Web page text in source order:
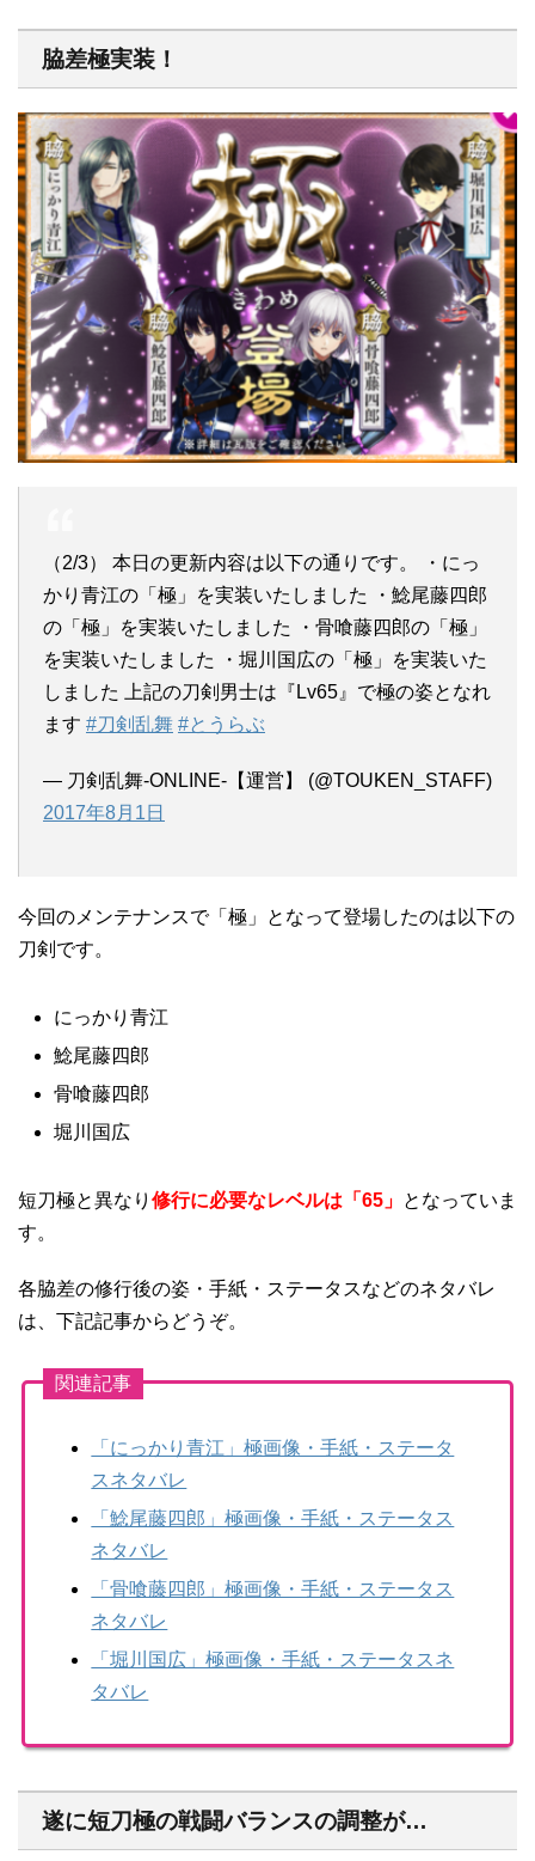
脇差極実装！
（2/3） 本日の更新内容は以下の通りです。 ・にっ
かり青江の「極」を実装いたしました ・鯰尾藤四郎
の「極」を実装いたしました ・骨喰藤四郎の「極」
を実装いたしました ・堀川国広の「極」を実装いた
しました 上記の刀剣男士は『Lv65』で極の姿となれ
ます #刀剣乱舞 #とうらぶ
— 刀剣乱舞-ONLINE-【運営】 (@TOUKEN_STAFF)
2017年8月1日
今回のメンテナンスで「極」となって登場したのは以下の
刀剣です。
にっかり青江
鯰尾藤四郎
骨喰藤四郎
堀川国広
短刀極と異なり 修行に必要なレベルは「65」 となっていま
す。
各脇差の修行後の姿・手紙・ステータスなどのネタバレ
は、下記記事からどうぞ。
関連記事
「にっかり青江」極画像・手紙・ステータ
スネタバレ
「鯰尾藤四郎」極画像・手紙・ステータス
ネタバレ
「骨喰藤四郎」極画像・手紙・ステータス
ネタバレ
「堀川国広」極画像・手紙・ステータスネ
タバレ
遂に短刀極の戦闘バランスの調整が…